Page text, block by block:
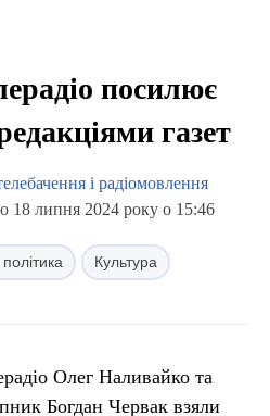
посилює
газет
і радіомовлення
18 липня 2024 року о 15:46
Культура
Олег Наливайко та
Богдан Червак взяли